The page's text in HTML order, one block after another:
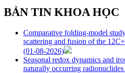
BẢN TIN KHOA HỌC
Comparative folding-model
scattering and fusion of the
(01-08-2026)
Seasonal redox dynamics and
naturally occurring